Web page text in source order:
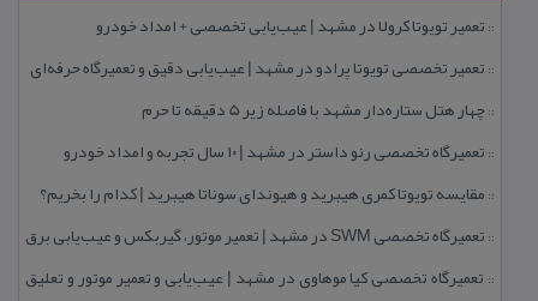
:: تعمیر تویوتا كرولا در مشهد | عیب‌یابی تخصصی + امداد خودرو
:: تعمیر تخصصی تویوتا پرادو در مشهد | عیب‌یابی دقیق و تعمیرگاه حرفه‌ای
::چهار هتل‌ ستاره‌دار مشهد با فاصله زیر 5 دقیقه تا حرم
:: تعمیرگاه تخصصی رنو داستر در مشهد | ۱۰ سال تجربه و امداد خودرو
:: مقایسه تویوتا كمری هیبرید و هیوندای سوناتا هیبرید | كدام را بخریم؟
:: تعمیرگاه تخصصی SWM در مشهد | تعمیر موتور، گیربكس و عیب‌یابی برق
:: تعمیرگاه تخصصی كیا موهاوی در مشهد | عیب‌یابی و تعمیر موتور و تعلیق